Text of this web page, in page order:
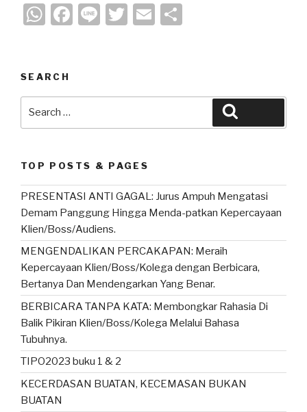
W
s
A
p
F
b
o
k
Li T
E
SEARCH
TOP POSTS & PAGES
PRESENTASI ANTI GAGAL: Jurus Ampuh Mengatasi
Demam Panggung Hingga Menda-patkan Kepercayaan
Klien/Boss/Audiens.
MENGENDALIKAN PERCAKAPAN: Meraih
Kepercayaan Klien/Boss/Kolega dengan Berbicara,
Bertanya Dan Mendengarkan Yang Benar.
BERBICARA TANPA KATA: Membongkar Rahasia Di
Balik Pikiran Klien/Boss/Kolega Melalui Bahasa
Tubuhnya.
TIPO2023 buku 1 & 2
KECERDASAN BUATAN, KECEMASAN BUKAN
BUATAN